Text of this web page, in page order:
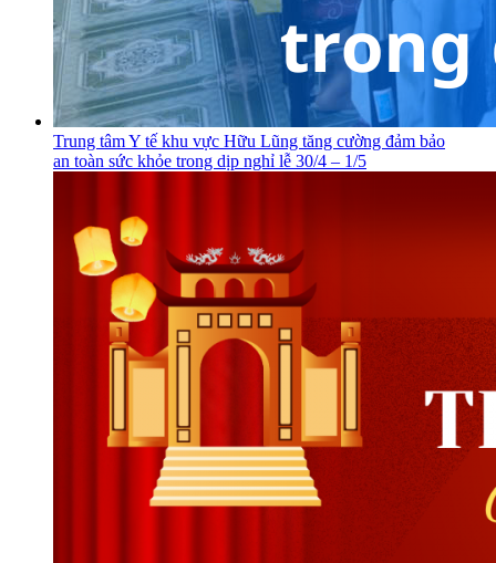
Trung tâm Y tế khu vực Hữu Lũng tăng cường đảm bảo
an toàn sức khỏe trong dịp nghỉ lễ 30/4 – 1/5